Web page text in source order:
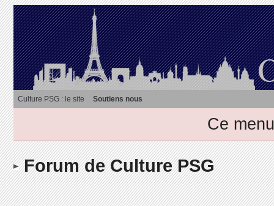
Culture PSG : le site Soutiens nous
Ce
Forum de Culture PSG